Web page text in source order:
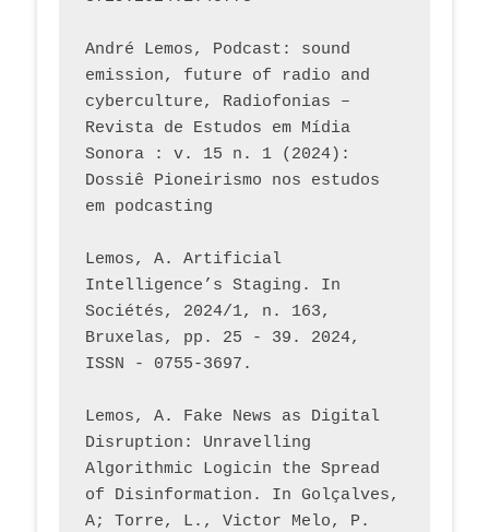
André Lemos, Podcast: sound
emission, future of radio and
cyberculture, Radiofonias –
Revista de Estudos em Mídia
Sonora : v. 15 n. 1 (2024):
Dossiê Pioneirismo nos estudos
em podcasting
Lemos, A. Artificial
Intelligence’s Staging. In
Sociétés, 2024/1, n. 163,
Bruxelas, pp. 25 - 39. 2024,
ISSN - 0755-3697.
Lemos, A. Fake News as Digital
Disruption: Unravelling
Algorithmic Logicin the Spread
of Disinformation. In Golçalves,
A; Torre, L., Victor Melo, P.